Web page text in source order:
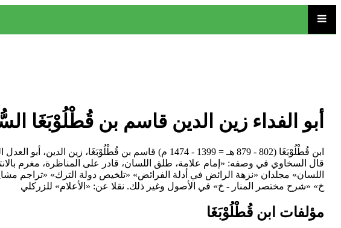
أبو الفداء زين الدين قاسم بن قُطْلُوْبَغَا
ابن قُطْلُوْبَغَا (802 - 879 هـ = 1399 - 1474 م) قاسم بن
قال السخاوي في وصفه: «إمام علامة، طلق اللسان، قادر على المناظرة، مغرم
اللسان» مجلدان «نزهة الرائض في أدلة الفرائض» «تلخيص دولة الترك» «تراجم
خ» «شرح مختصر المنار - خ» في الأصول وغير ذلك. نقلا عن: «الأعلام» للزركلي
مؤلفات ابن قُطْلُوْبَغَا